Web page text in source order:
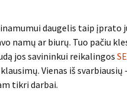
daugelis taip įprato
namų ar biurų. Tuo pačiu
jos savininkui reikalingos
Vienas iš svarbiausių
tikri darbai.